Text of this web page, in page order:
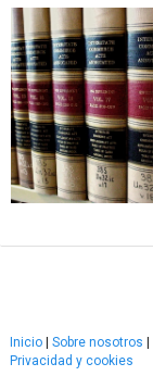
Inicio | Sobre nosotros |
Privacidad y cookies